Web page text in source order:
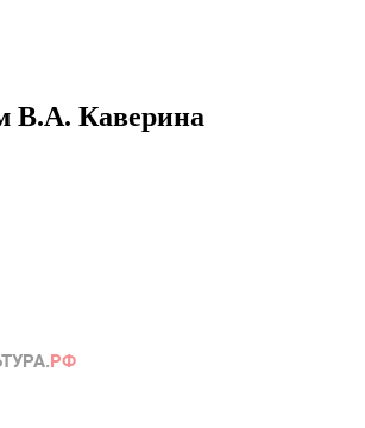
В.А. Каверина